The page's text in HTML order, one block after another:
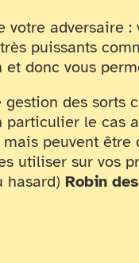
adversaire :
puissants
donc vous
des sorts
particulier le cas
peuvent
utiliser sur vos
hasard) Robin